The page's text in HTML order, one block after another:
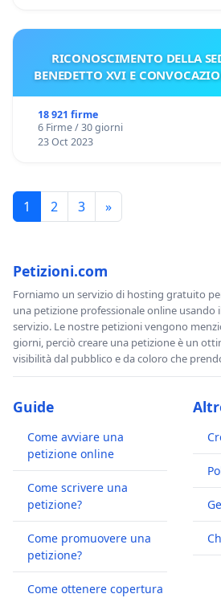
RICONOSCIMENTO DELLA
BENEDETTO XVI E
18 921 firme
6 Firme / 30 giorni
23 Oct 2023
1 2 3 »
Petizioni.com
Forniamo un servizio di hosting gratuito
una petizione professionale online
servizio. Le nostre petizioni vengono
giorni, perciò creare una petizione è un
visibilità dal pubblico e da coloro che
Guide
Come avviare una
petizione online
Come scrivere una
petizione?
Come promuovere una
petizione?
Come ottenere copertura